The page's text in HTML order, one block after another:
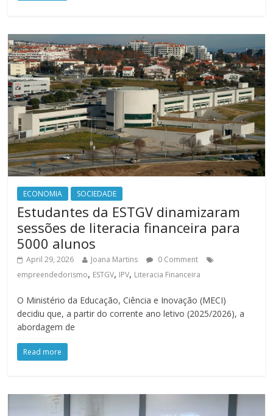
ECONOMIA SOCIEDADE
Estudantes da ESTGV dinamizaram
sessões de literacia financeira para
5000 alunos
April 29, 2026 Joana Martins
0 Comment
empreendedorismo, ESTGV, IPV, Literacia Financeira
O Ministério da Educação, Ciência e Inovação (MECI)
decidiu que, a partir do corrente ano letivo (2025/2026), a
abordagem de
Read more